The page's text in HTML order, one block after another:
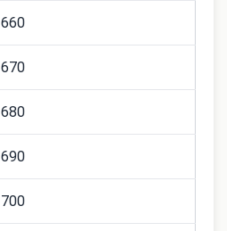
660
670
680
690
700